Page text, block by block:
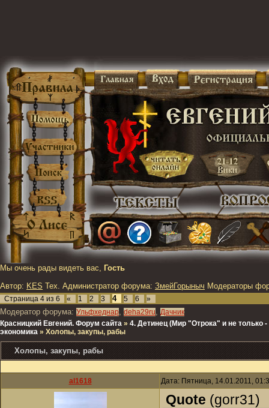
Мы очень рады видеть вас, Гость
Автор: KES Тех. Администратор форума: ЗмейГорыныч Модераторы
Страница 4 из 6 « 1 2 3 4 5 6 »
Модератор форума: Ульфхеднар, deha29ru, Дачник
Красницкий Евгений. Форум сайта » 4. Детинец (Мир "Отрока" и не только
экономика » Холопы, закупы, рабы
Холопы, закупы, рабы
al1618 Дата: Пятница, 14.01.2011,
Quote (gorr31)